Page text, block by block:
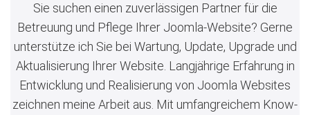
Sie suchen einen zuverlässigen Partner für die
Betreuung und Pflege Ihrer Joomla-Website? Gerne
unterstütze ich Sie bei Wartung, Update, Upgrade und
Aktualisierung Ihrer Website. Langjährige Erfahrung in
Entwicklung und Realisierung von Joomla Websites
zeichnen meine Arbeit aus. Mit umfangreichem Know-